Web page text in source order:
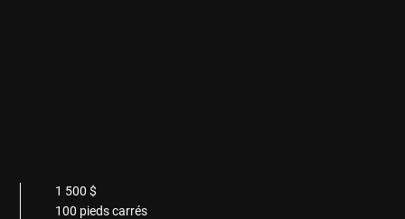
1 500 $
100 pieds carrés